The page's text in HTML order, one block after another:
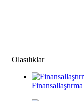
Olasılıklar
Finansallaştırma